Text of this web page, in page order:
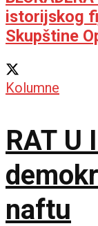
istorijskog
Skupštine
Kolumne
RAT U
naftu